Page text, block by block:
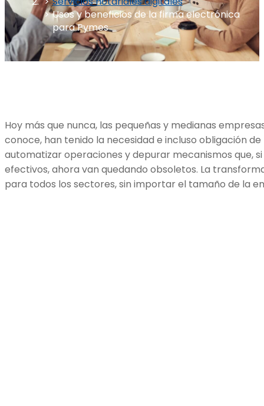
Usos y beneficios de la firma electrónica
para Pymes
Hoy más que nunca, las pequeñas y medianas
conoce, han tenido la necesidad e incluso obligación
automatizar operaciones y depurar mecanismos que,
efectivos, ahora van quedando obsoletos. La
para todos los sectores, sin importar el tamaño de la